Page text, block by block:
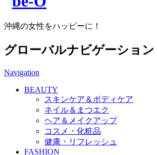
沖縄の女性をハッピーに！
グローバルナビゲーション
Navigation
BEAUTY
スキンケア＆ボディケア
ネイル＆まつエク
ヘア＆メイクアップ
コスメ・化粧品
健康・リフレッシュ
FASHION